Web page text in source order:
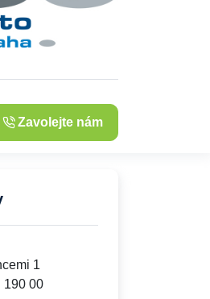
Zavolejte nám
1
190 00